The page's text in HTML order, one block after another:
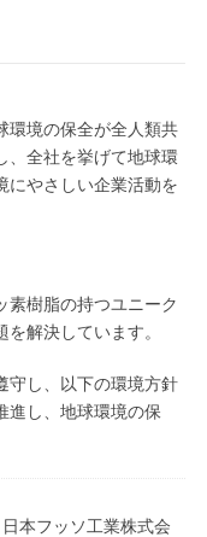
環境の保全が全人類共
、全社を挙げて地球環
にやさしい企業活動を
素樹脂の持つユニーク
解決しています。
守し、以下の環境方針
進し、地球環境の保
本フッソ工業株式会